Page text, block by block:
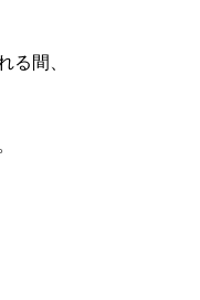
る間、